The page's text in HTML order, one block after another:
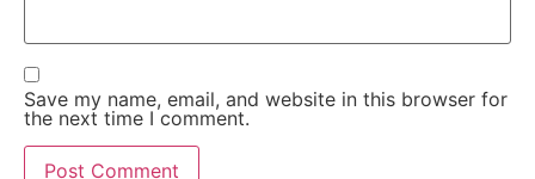
Save my name, email, and website in this browser for
the next time I comment.